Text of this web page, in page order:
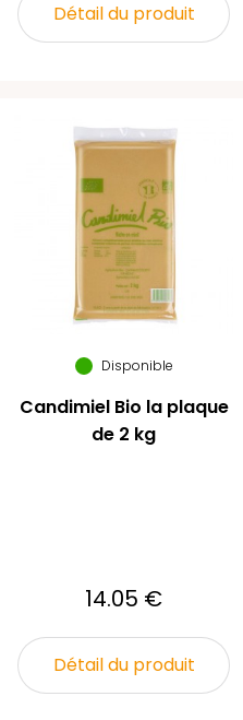
Détail du produit
Disponible
Candimiel Bio la plaque
de 2 kg
14.05 €
Détail du produit